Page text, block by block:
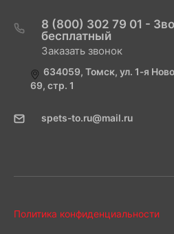
8 (800) 302 79 01 -
бесплатный
Заказать звонок
634059, Томск, ул. 1-я
69, стр. 1
spets-to.ru@mail.ru
Политика конфиденциальности